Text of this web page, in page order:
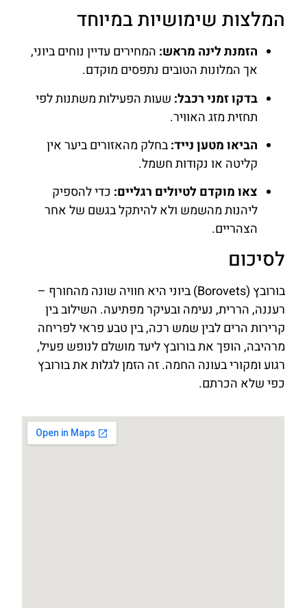
המלצות שימושיות במיוחד
הזמנת לינה מראש: המחירים עדיין נוחים ביוני,
אך המלונות הטובים נתפסים מוקדם.
בדקו זמני רכבל: שעות הפעילות משתנות לפי
תחזית מזג האוויר.
הביאו מטען נייד:בחלק מהאזורים ביער אין
קליטה או נקודות חשמל.
צאו מוקדם לטיולים רגליים: כדי להספיק
ליהנות מהשמש ולא להיתקל בגשם של אחר
הצהריים.
לסיכום
בורובץ (Borovets) ביוני היא חוויה שונה מהחורף –
רעננה, הררית, נעימה ובעיקר מפתיעה. השילוב בין
קרירות הרים לבין שמש רכה, בין טבע פראי לפריחה
מרהיבה, הופך את בורובץ ליעד מושלם לנופש פעיל,
רגוע ומקורי בעונה החמה. זה הזמן לגלות את בורובץ
כפי שלא הכרתם.